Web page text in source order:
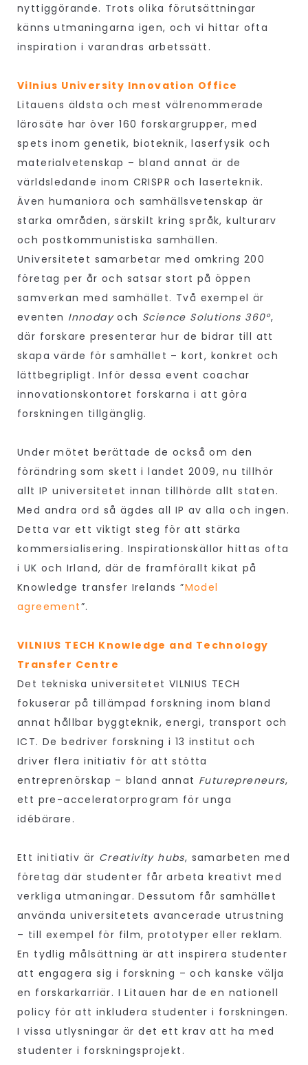
nyttiggörande. Trots olika förutsättningar
känns utmaningarna igen, och vi hittar ofta
inspiration i varandras arbetssätt.
Vilnius University Innovation Office
Litauens äldsta och mest välrenommerade
lärosäte har över 160 forskargrupper, med
spets inom genetik, bioteknik, laserfysik och
materialvetenskap – bland annat är de
världsledande inom CRISPR och laserteknik.
Även humaniora och samhällsvetenskap är
starka områden, särskilt kring språk, kulturarv
och postkommunistiska samhällen.
Universitetet samarbetar med omkring 200
företag per år och satsar stort på öppen
samverkan med samhället. Två exempel är
eventen Innodayoch Science Solutions 360°,
där forskare presenterar hur de bidrar till att
skapa värde för samhället – kort, konkret och
lättbegripligt. Inför dessa event coachar
innovationskontoret forskarna i att göra
forskningen tillgänglig.
Under mötet berättade de också om den
förändring som skett i landet 2009, nu tillhör
allt IP universitetet innan tillhörde allt staten.
Med andra ord så ägdes all IP av alla och ingen.
Detta var ett viktigt steg för att stärka
kommersialisering. Inspirationskällor hittas ofta
i UK och Irland, där de framförallt kikat på
Knowledge transfer Irelands ”Model
agreement”.
VILNIUS TECH Knowledge and Technology
Transfer Centre
Det tekniska universitetet VILNIUS TECH
fokuserar på tillämpad forskning inom bland
annat hållbar byggteknik, energi, transport och
ICT. De bedriver forskning i 13 institut och
driver flera initiativ för att stötta
entreprenörskap – bland annat Futurepreneurs,
ett pre-acceleratorprogram för unga
idébärare.
Ett initiativ är Creativity hubs, samarbeten med
företag där studenter får arbeta kreativt med
verkliga utmaningar. Dessutom får samhället
använda universitetets avancerade utrustning
– till exempel för film, prototyper eller reklam.
En tydlig målsättning är att inspirera studenter
att engagera sig i forskning – och kanske välja
en forskarkarriär. I Litauen har de en nationell
policy för att inkludera studenter i forskningen.
I vissa utlysningar är det ett krav att ha med
studenter i forskningsprojekt.